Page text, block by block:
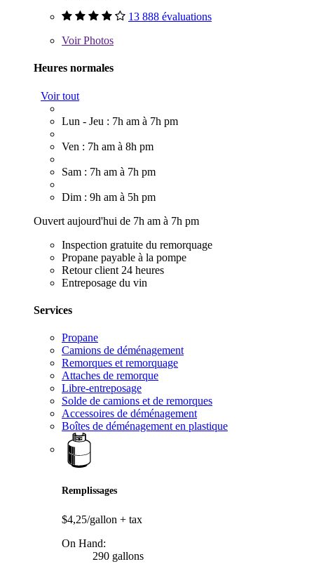
13 888 évaluations
VoirPhotos
Heures normales
Voir tout
Lun - Jeu : 7h am à 7h pm
Ven : 7h am à 8h pm
Sam : 7h am à 7h pm
Dim : 9h am à 5h pm
Ouvert aujourd'hui de 7h am à 7h pm
Inspection gratuite du remorquage
Propane payable à la pompe
Retour client 24 heures
Entreposage du vin
Services
Propane
Camions de déménagement
Remorques et remorquage
Attaches de remorque
Libre-entreposage
Solde de camions et de remorques
Accessoires de déménagement
Boîtes de déménagement en plastique
Remplissages
$4,25/gallon + tax
On Hand:
290 gallons